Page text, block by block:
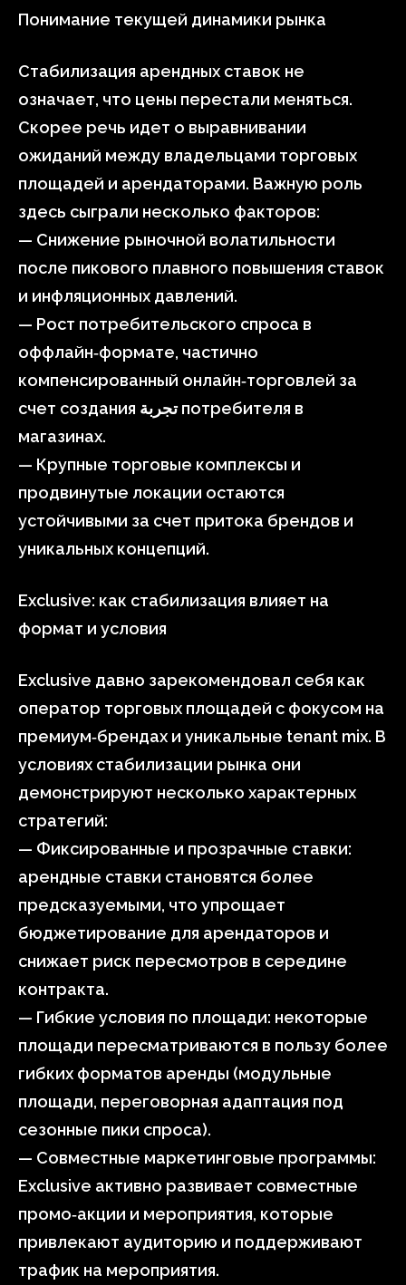
Понимание текущей динамики рынка
Стабилизация арендных ставок не
означает, что цены перестали меняться.
Скорее речь идет о выравнивании
ожиданий между владельцами торговых
площадей и арендаторами. Важную роль
здесь сыграли несколько факторов:
— Снижение рыночной волатильности
после пикового плавного повышения ставок
и инфляционных давлений.
— Рост потребительского спроса в
оффлайн‑формате, частично
компенсированный онлайн‑торговлей за
счет создания تجربة потребителя в
магазинах.
— Крупные торговые комплексы и
продвинутые локации остаются
устойчивыми за счет притока брендов и
уникальных концепций.
Exclusive: как стабилизация влияет на
формат и условия
Exclusive давно зарекомендовал себя как
оператор торговых площадей с фокусом на
премиум‑брендах и уникальные tenant mix. В
условиях стабилизации рынка они
демонстрируют несколько характерных
стратегий:
— Фиксированные и прозрачные ставки:
арендные ставки становятся более
предсказуемыми, что упрощает
бюджетирование для арендаторов и
снижает риск пересмотров в середине
контракта.
— Гибкие условия по площади: некоторые
площади пересматриваются в пользу более
гибких форматов аренды (модульные
площади, переговорная адаптация под
сезонные пики спроса).
— Совместные маркетинговые программы:
Exclusive активно развивает совместные
промо‑акции и мероприятия, которые
привлекают аудиторию и поддерживают
трафик на мероприятия.